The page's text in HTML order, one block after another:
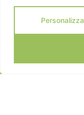
Personalizza